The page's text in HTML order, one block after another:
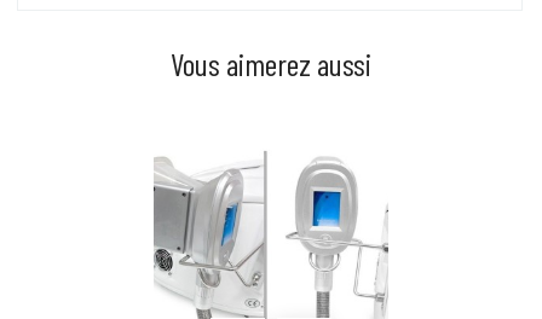
Vous aimerez aussi